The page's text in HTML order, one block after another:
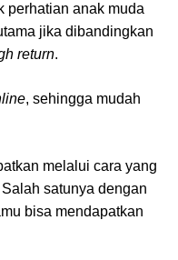
perhatian anak muda
jika dibandingkan
return.
, sehingga mudah
melalui cara yang
satunya dengan
bisa mendapatkan